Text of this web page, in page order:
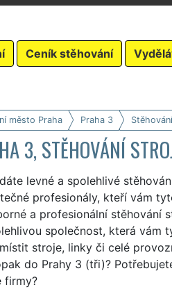
Ceník stěhování
město Praha Praha 3
3, STĚHOVÁNÍ
levné a spolehlivé
profesionály, kteří vám
a profesionální stěhování
společnost, která vám
stroje, linky či celé
do Prahy 3 (tři)?
firmy?